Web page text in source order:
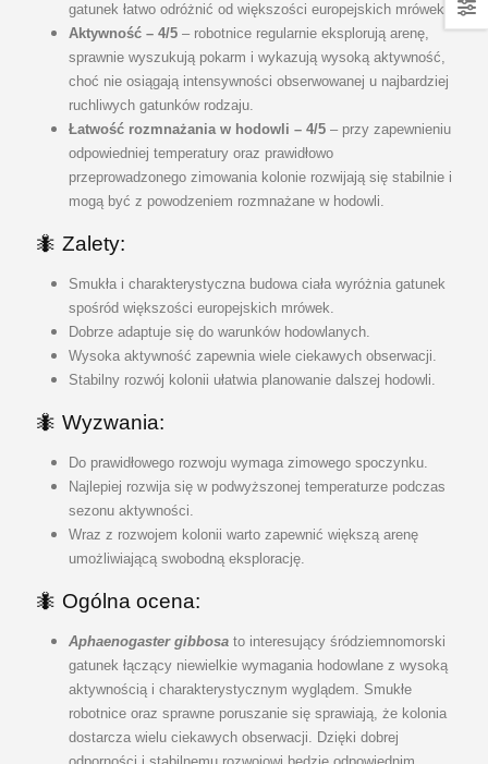
gatunek łatwo odróżnić od większości europejskich mrówek.
Aktywność – 4/5– robotnice regularnie eksplorują arenę,
sprawnie wyszukują pokarm i wykazują wysoką aktywność,
choć nie osiągają intensywności obserwowanej u najbardziej
ruchliwych gatunków rodzaju.
Łatwość rozmnażania w hodowli – 4/5– przy zapewnieniu
odpowiedniej temperatury oraz prawidłowo
przeprowadzonego zimowania kolonie rozwijają się stabilnie i
mogą być z powodzeniem rozmnażane w hodowli.
🐜 Zalety:
Smukła i charakterystyczna budowa ciała wyróżnia gatunek
spośród większości europejskich mrówek.
Dobrze adaptuje się do warunków hodowlanych.
Wysoka aktywność zapewnia wiele ciekawych obserwacji.
Stabilny rozwój kolonii ułatwia planowanie dalszej hodowli.
🐜 Wyzwania:
Do prawidłowego rozwoju wymaga zimowego spoczynku.
Najlepiej rozwija się w podwyższonej temperaturze podczas
sezonu aktywności.
Wraz z rozwojem kolonii warto zapewnić większą arenę
umożliwiającą swobodną eksplorację.
🐜 Ogólna ocena:
Aphaenogaster gibbosato interesujący śródziemnomorski
gatunek łączący niewielkie wymagania hodowlane z wysoką
aktywnością i charakterystycznym wyglądem. Smukłe
robotnice oraz sprawne poruszanie się sprawiają, że kolonia
dostarcza wielu ciekawych obserwacji. Dzięki dobrej